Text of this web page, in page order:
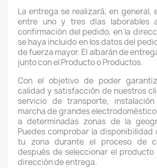
La entrega se realizará, en general,
entre uno y tres días laborables
confirmación del pedido, en la
se haya incluido en los datos del
de fuerza mayor. El albarán de
junto con el Producto o Productos.
Con el objetivo de poder
calidad y satisfacción de nuestros
servicio de transporte,
marcha de grandes
a determinadas zonas de la
Puedes comprobar la disponibilidad
tu zona durante el proceso de
después de seleccionar el
dirección de entrega.